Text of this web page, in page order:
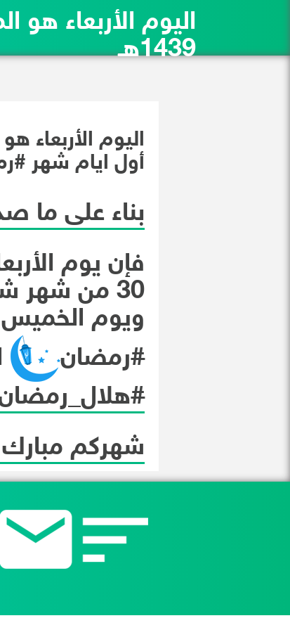
1439هـ
أول ايام شهر
بناء على ما
30 من شهر شعبان 1439هـ
ويوم الخميس 17 / 5 / 2018 هو غرة شهر
#رمضان
#
شهركم